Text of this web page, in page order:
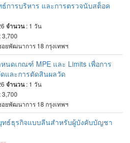
ธ์การบริหาร และการตรวจนับสต็อค
จำนวน: 1 วัน
: 3,700
อยพัฒนาการ 18 กรุงเทพฯ
นดเกณฑ์ MPE และ Limits เพื่อการ
และการตัดสินผลวัด
จำนวน: 1 วัน
: 3,700
อยพัฒนาการ 18 กรุงเทพฯ
ทธ์ธุรกิจแบบลีนสำหรับผู้บังคับบัญชา